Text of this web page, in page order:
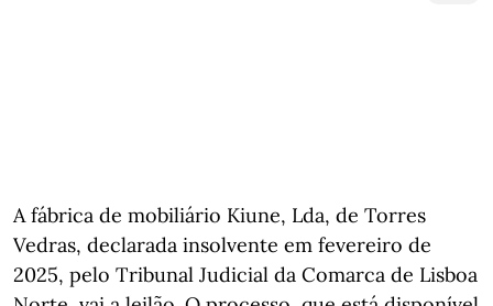
A fábrica de mobiliário Kiune, Lda, de Torres
Vedras, declarada insolvente em fevereiro de
2025, pelo Tribunal Judicial da Comarca de Lisboa